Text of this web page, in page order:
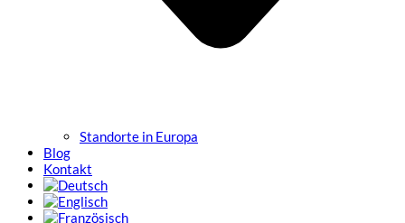
Standorte in Europa
Blog
Kontakt